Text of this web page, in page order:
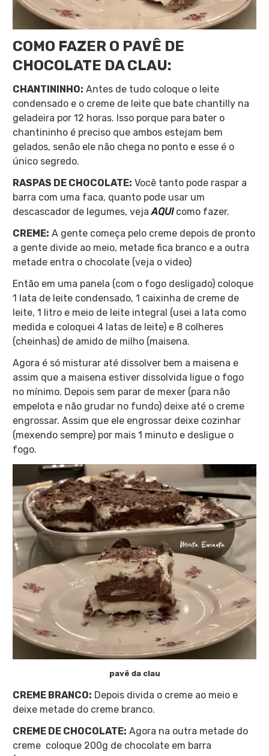
COMO FAZER O PAVÊ DE
CHOCOLATE DA CLAU:
CHANTININHO: Antes de tudo coloque o leite
condensado e o creme de leite que bate chantilly na
geladeira por 12 horas. Isso porque para bater o
chantininho é preciso que ambos estejam bem
gelados, senão ele não chega no ponto e esse é o
único segredo.
RASPAS DE CHOCOLATE: Você tanto pode raspar a
barra com uma faca, quanto pode usar um
descascador de legumes, vejaAQUI como fazer.
CREME: A gente começa pelo creme depois de pronto
a gente divide ao meio, metade fica branco e a outra
metade entra o chocolate (veja o video)
Então em uma panela (com o fogo desligado) coloque
1 lata de leite condensado, 1 caixinha de creme de
leite, 1 litro e meio de leite integral (usei a lata como
medida e coloquei 4 latas de leite) e 8 colheres
(cheinhas) de amido de milho (maisena.
Agora é só misturar até dissolver bem a maisena e
assim que a maisena estiver dissolvida ligue o fogo
no mínimo. Depois sem parar de mexer (para não
empelota e não grudar no fundo) deixe até o creme
engrossar. Assim que ele engrossar deixe cozinhar
(mexendo sempre) por mais 1 minuto e desligue o
fogo.
pavê da clau
CREME BRANCO: Depois divida o creme ao meio e
deixe metade do creme branco.
CREME DE CHOCOLATE: Agora na outra metade do
creme coloque 200g de chocolate em barra